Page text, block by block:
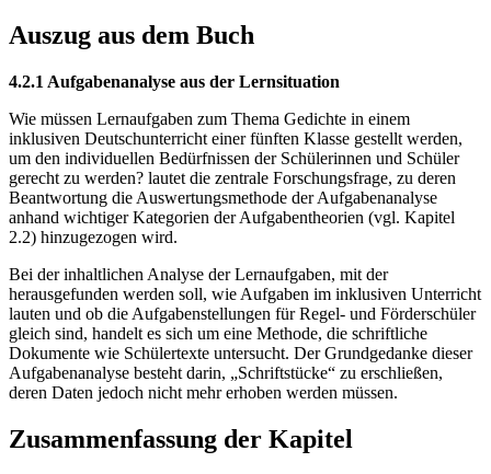
Auszug aus dem Buch
4.2.1 Aufgabenanalyse aus der Lernsituation
Wie müssen Lernaufgaben zum Thema Gedichte in einem
inklusiven Deutschunterricht einer fünften Klasse gestellt werden,
um den individuellen Bedürfnissen der Schülerinnen und Schüler
gerecht zu werden? lautet die zentrale Forschungsfrage, zu deren
Beantwortung die Auswertungsmethode der Aufgabenanalyse
anhand wichtiger Kategorien der Aufgabentheorien (vgl. Kapitel
2.2) hinzugezogen wird.
Bei der inhaltlichen Analyse der Lernaufgaben, mit der
herausgefunden werden soll, wie Aufgaben im inklusiven Unterricht
lauten und ob die Aufgabenstellungen für Regel- und Förderschüler
gleich sind, handelt es sich um eine Methode, die schriftliche
Dokumente wie Schülertexte untersucht. Der Grundgedanke dieser
Aufgabenanalyse besteht darin, „Schriftstücke“ zu erschließen,
deren Daten jedoch nicht mehr erhoben werden müssen.
Zusammenfassung der Kapitel